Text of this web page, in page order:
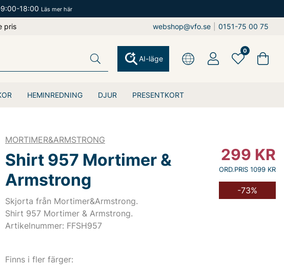
18:00 Läs mer här
pris webshop@vfo.se 0151-75 00 75
HEMINREDNING DJUR PRESENTKORT
AI-läge
0
MORTIMER&ARMSTRONG
Shirt 957 Mortimer &
Armstrong
Skjorta från Mortimer&Armstrong.
Shirt 957 Mortimer & Armstrong.
Artikelnummer: FFSH957
299 KR
ORD.PRIS 1099 KR
-73%
Finns i fler färger: